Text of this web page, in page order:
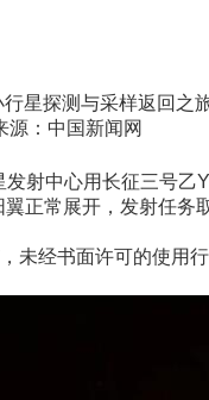
星探测与采样返回之
：中国新闻网
中心用长征三号乙
正常展开，发射任务
未经书面许可的使用